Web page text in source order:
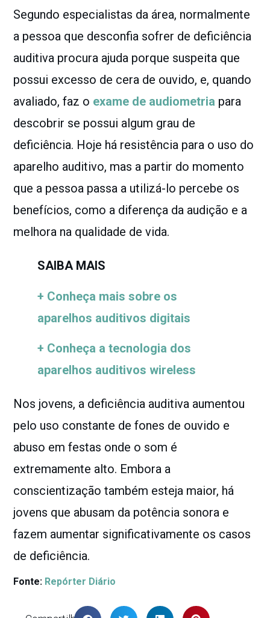
Segundo especialistas da área, normalmente
a pessoa que desconfia sofrer de deficiência
auditiva procura ajuda porque suspeita que
possui excesso de cera de ouvido, e, quando
avaliado, faz o exame de audiometria para
descobrir se possui algum grau de
deficiência. Hoje há resistência para o uso do
aparelho auditivo, mas a partir do momento
que a pessoa passa a utilizá-lo percebe os
benefícios, como a diferença da audição e a
melhora na qualidade de vida.
SAIBA MAIS
+ Conheça mais sobre os
aparelhos auditivos digitais
+ Conheça a tecnologia dos
aparelhos auditivos wireless
Nos jovens, a deficiência auditiva aumentou
pelo uso constante de fones de ouvido e
abuso em festas onde o som é
extremamente alto. Embora a
conscientização também esteja maior, há
jovens que abusam da potência sonora e
fazem aumentar significativamente os casos
de deficiência.
Fonte: Repórter Diário